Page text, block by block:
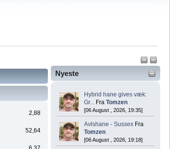
Nyeste
Hybrid hane gives væk:
Gr... Fra Tomzen
[06 August , 2026, 19:35]
Avlshane - Sussex Fra
Tomzen
[06 August , 2026, 19:18]
2,88
52,64